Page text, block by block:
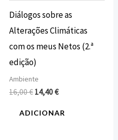
Diálogos sobre as
Alterações Climáticas
com os meus Netos (2.ª
edição)
Ambiente
16,00€ 14,40€
ADICIONAR